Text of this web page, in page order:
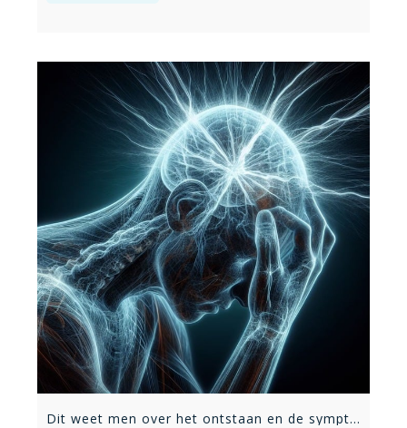
Dit weet men over het ontstaan en de symptomen van migraine